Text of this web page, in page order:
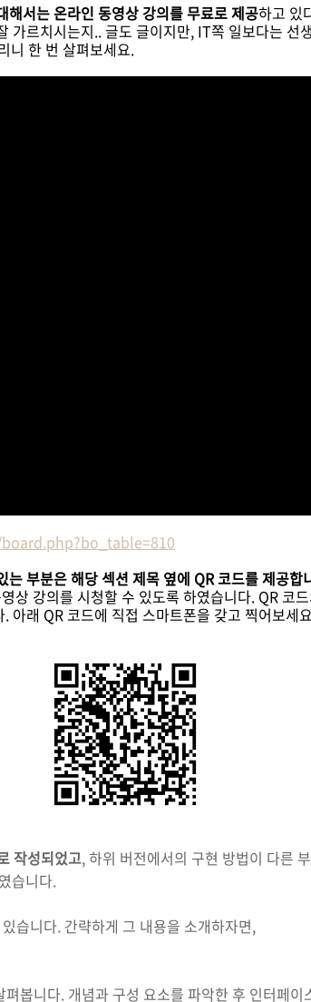
해서는 온라인 동영상 강의를 무료로 제공하고 있
가르치시는지.. 글도 글이지만, IT쪽 일보다는 선
니 한 번 살펴보세요.
부분은 해당 섹션 제목 옆에 QR 코드를 제공합
상 강의를 시청할 수 있도록 하였습니다. QR 코
아래 QR 코드에 직접 스마트폰을 갖고 찍어보세
작성되었고, 하위 버전에서의 구현 방법이 다른
습니다.
습니다. 간략하게 그 내용을 소개하자면,
봅니다. 개념과 구성 요소를 파악한 후 인터페